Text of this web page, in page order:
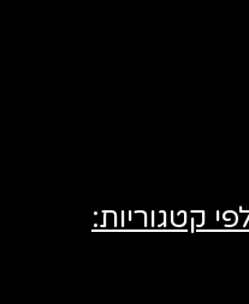
קטגוריות: